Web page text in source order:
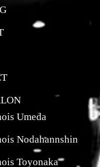
Umeda
Nodahannshin
Toyonaka